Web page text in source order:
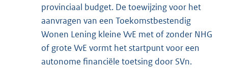
provinciaal budget. De toewijzing voor het
aanvragen van een Toekomstbestendig
Wonen Lening kleine VvE met of zonder NHG
of grote VvE vormt het startpunt voor een
autonome financiële toetsing door SVn.